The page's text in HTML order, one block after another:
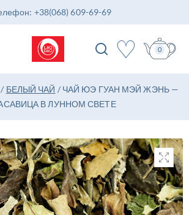
+38(068) 609-69-69
♡ 0
/ БЕЛЫЙ ЧАЙ / ЧАЙ ЮЭ ГУАН МЭЙ ЖЭНЬ —
В ЛУННОМ СВЕТЕ